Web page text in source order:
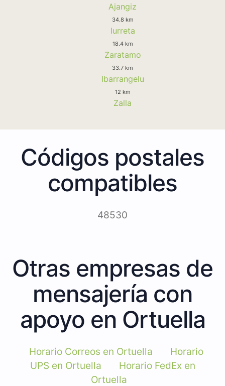
Ajangiz
34.8 km
Iurreta
18.4 km
Zaratamo
33.7 km
Ibarrangelu
12 km
Zalla
Códigos postales
compatibles
48530
Otras empresas de
mensajería con
apoyo en Ortuella
Horario Correos en Ortuella
Horario
UPS en Ortuella
Horario FedEx en
Ortuella